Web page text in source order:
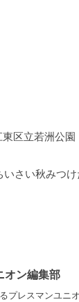
区立若洲公園
いさい秋みつ
オン編集部
プレスマンユニ